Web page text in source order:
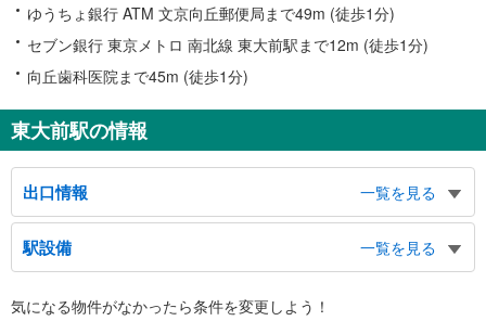
ゆうちょ銀行 ATM 文京向丘郵便局まで49m (徒歩1分)
セブン銀行 東京メトロ 南北線 東大前駅まで12m (徒歩1分)
向丘歯科医院まで45m (徒歩1分)
東大前駅の情報
出口情報
一覧を見る
エレベーター口
本郷通り西側、向丘地域活動センター、第六中学校、バスのりば、向丘１丁
目、西片１・２丁目
１出口
駅設備
一覧を見る
※段差なしでの移動経路
気になる物件がなかったら条件を変更しよう！